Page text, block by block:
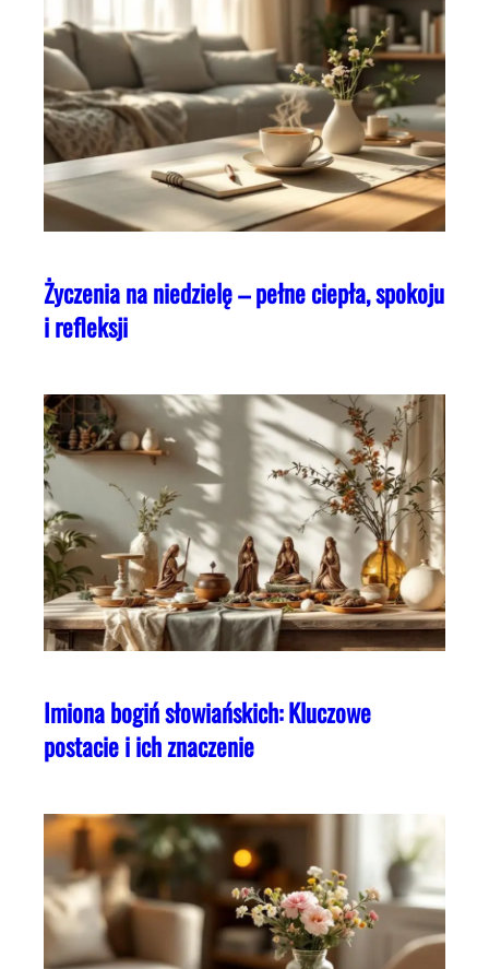
Życzenia na niedzielę – pełne ciepła, spokoju
i refleksji
Imiona bogiń słowiańskich: Kluczowe
postacie i ich znaczenie